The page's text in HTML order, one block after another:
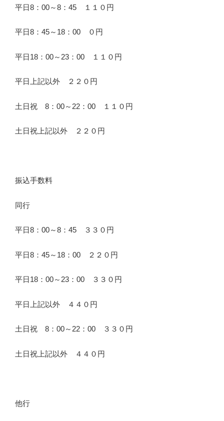
平日8：00～8：45 １１０円
平日8：45～18：00 ０円
平日18：00～23：00 １１０円
平日上記以外 ２２０円
土日祝 8：00～22：00 １１０円
土日祝上記以外 ２２０円
振込手数料
同行
平日8：00～8：45 ３３０円
平日8：45～18：00 ２２０円
平日18：00～23：00 ３３０円
平日上記以外 ４４０円
土日祝 8：00～22：00 ３３０円
土日祝上記以外 ４４０円
他行